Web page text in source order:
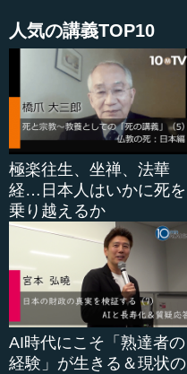
人気の講義TOP10
極楽往生、坐禅、法華
経…日本人はいかに死を
乗り越えるか
AI時代にこそ「熟達者の
経験」が生きる＆現状の